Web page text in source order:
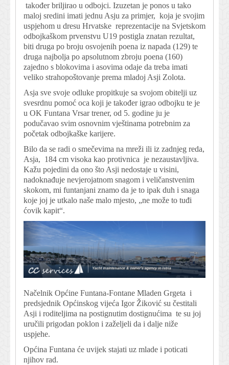
također briljirao u odbojci. Izuzetan je ponos u tako
maloj sredini imati jednu Asju za primjer, koja je svojim
uspjehom u dresu Hrvatske reprezentacije na Svjetskom
odbojkaškom prvenstvu U19 postigla znatan rezultat,
biti druga po broju osvojenih poena iz napada (129) te
druga najbolja po apsolutnom zbroju poena (160)
zajedno s blokovima i asovima odaje da treba imati
veliko strahopoštovanje prema mladoj Asji Zolota.
Asja sve svoje odluke propitkuje sa svojom obitelji uz
svesrdnu pomoć oca koji je također igrao odbojku te je
u OK Funtana Vrsar trener, od 5. godine ju je
podučavao svim osnovnim vještinama potrebnim za
početak odbojkaške karijere.
Bilo da se radi o smečevima na mreži ili iz zadnjeg reda,
Asja, 184 cm visoka kao protivnica je nezaustavljiva.
Kažu pojedini da ono što Asji nedostaje u visini,
nadoknađuje nevjerojatnom snagom i veličanstvenim
skokom, mi funtanjani znamo da je to ipak duh i snaga
koje joj je utkalo naše malo mjesto, „ne može to tuđi
ćovik kapit“.
Načelnik Općine Funtana-Fontane Mladen Grgeta i
predsjednik Općinskog vijeća Igor Žiković su čestitali
Asji i roditeljima na postignutim dostignućima te su joj
uručili prigodan poklon i zaželjeli da i dalje niže
uspjehe.
Općina Funtana će uvijek stajati uz mlade i poticati
njihov rad.